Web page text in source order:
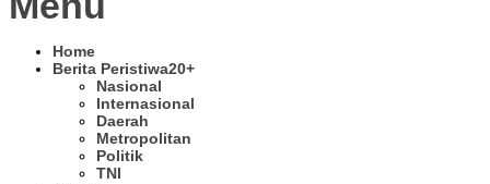
Home
Berita Peristiwa20+
Nasional
Internasional
Daerah
Metropolitan
Politik
TNI